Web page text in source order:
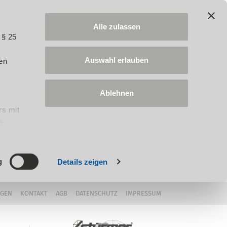
25
mit
Details zeigen
Alle zulassen
Auswahl erlauben
Ablehnen
KONTAKT AGB DATENSCHUTZ IMPRESSUM